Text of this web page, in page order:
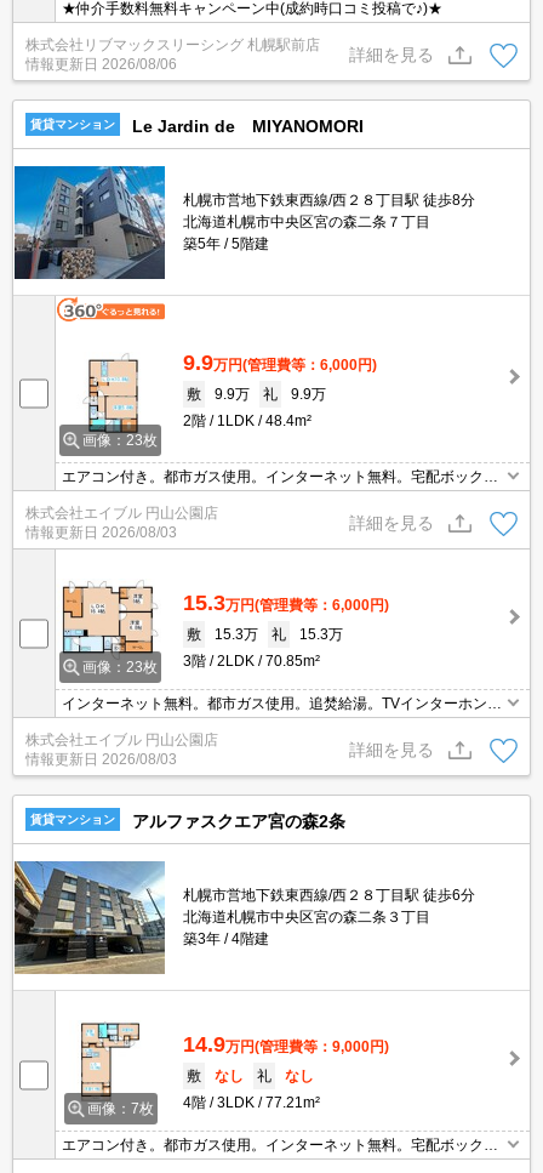
★仲介手数料無料キャンペーン中(成約時口コミ投稿で♪)★
株式会社リブマックスリーシング 札幌駅前店
情報更新日 2026/08/06
詳細を見る
賃貸マンション Le Jardin de MIYANOMORI
札幌市営地下鉄東西線/西２８丁目駅 徒歩8分
北海道札幌市中央区宮の森二条７丁目
築5年
5階建
画像：23枚
9.9万円(管理費等：6,000円)
敷
9.9万 礼
9.9万
2階
1LDK 48.4m²
エアコン付き。都市ガス使用。インターネット無料。宅配ボックス
ーティング。ウォークインクローゼット付き。初期費用カード払い
可。
株式会社エイブル 円山公園店
情報更新日 2026/08/03
詳細を見る
画像：23枚
15.3万円(管理費等：6,000円)
敷
15.3万 礼
15.3万
3階
2LDK 70.85m²
インターネット無料。都市ガス使用。追焚給湯。TVインターホン付
付き。宅配ボックスあり。防犯カメラ。ロードヒーティング。駐輪
場有。角部屋。
株式会社エイブル 円山公園店
情報更新日 2026/08/03
詳細を見る
賃貸マンション アルファスクエア宮の森2条
札幌市営地下鉄東西線/西２８丁目駅 徒歩6分
北海道札幌市中央区宮の森二条３丁目
築3年
4階建
画像：7枚
14.9万円(管理費等：9,000円)
敷
なし 礼
なし
4階
3LDK 77.21m²
エアコン付き。都市ガス使用。インターネット無料。宅配ボックス